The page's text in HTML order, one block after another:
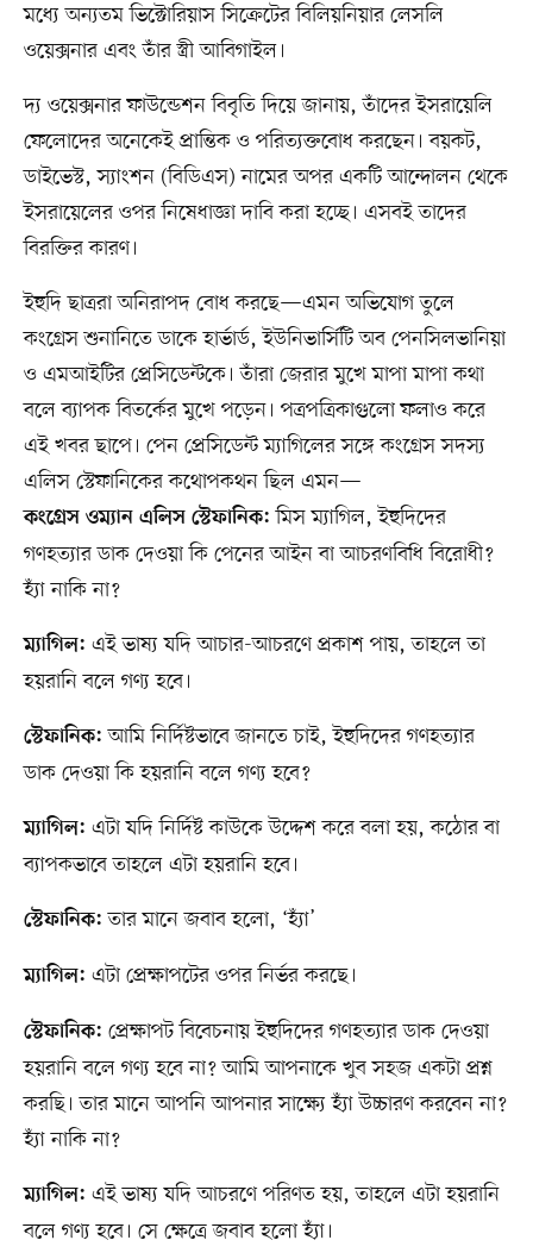
মধ্যে অন্যতম ভিক্টোরিয়াস সিক্রেটের বিলিয়নিয়ার লেসলি
ওয়েক্সনার এবং তাঁর স্ত্রী আবিগাইল।
দ্য ওয়েক্সনার ফাউন্ডেশন বিবৃতি দিয়ে জানায়, তাঁদের ইসরায়েলি
ফেলোদের অনেকেই প্রান্তিক ও পরিত্যক্তবোধ করছেন। বয়কট,
ডাইভেস্ট, স্যাংশন (বিডিএস) নামের অপর একটি আন্দোলন থেকে
ইসরায়েলের ওপর নিষেধাজ্ঞা দাবি করা হচ্ছে। এসবই তাদের
বিরক্তির কারণ।
ইহুদি ছাত্ররা অনিরাপদ বোধ করছে—এমন অভিযোগ তুলে
কংগ্রেস শুনানিতে ডাকে হার্ভার্ড, ইউনিভার্সিটি অব পেনসিলভানিয়া
ও এমআইটির প্রেসিডেন্টকে। তাঁরা জেরার মুখে মাপা মাপা কথা
বলে ব্যাপক বিতর্কের মুখে পড়েন। পত্রপত্রিকাগুলো ফলাও করে
এই খবর ছাপে। পেন প্রেসিডেন্ট ম্যাগিলের সঙ্গে কংগ্রেস সদস্য
এলিস স্টেফানিকের কথোপকথন ছিল এমন—
কংগ্রেস ওম্যান এলিস স্টেফানিক: মিস ম্যাগিল, ইহুদিদের
গণহত্যার ডাক দেওয়া কি পেনের আইন বা আচরণবিধি বিরোধী?
হ্যাঁ নাকি না?
ম্যাগিল: এই ভাষ্য যদি আচার-আচরণে প্রকাশ পায়, তাহলে তা
হয়রানি বলে গণ্য হবে।
স্টেফানিক: আমি নির্দিষ্টভাবে জানতে চাই, ইহুদিদের গণহত্যার
ডাক দেওয়া কি হয়রানি বলে গণ্য হবে?
ম্যাগিল: এটা যদি নির্দিষ্ট কাউকে উদ্দেশ করে বলা হয়, কঠোর বা
ব্যাপকভাবে তাহলে এটা হয়রানি হবে।
স্টেফানিক: তার মানে জবাব হলো, ‘হ্যাঁ’
ম্যাগিল: এটা প্রেক্ষাপটের ওপর নির্ভর করছে।
স্টেফানিক: প্রেক্ষাপট বিবেচনায় ইহুদিদের গণহত্যার ডাক দেওয়া
হয়রানি বলে গণ্য হবে না? আমি আপনাকে খুব সহজ একটা প্রশ্ন
করছি। তার মানে আপনি আপনার সাক্ষ্যে হ্যাঁ উচ্চারণ করবেন না?
হ্যাঁ নাকি না?
ম্যাগিল: এই ভাষ্য যদি আচরণে পরিণত হয়, তাহলে এটা হয়রানি
বলে গণ্য হবে। সে ক্ষেত্রে জবাব হলো হ্যাঁ।